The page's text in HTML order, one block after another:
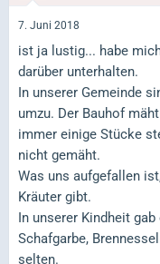
7. Juni 2018
ist ja lustig... habe
darüber unterhalten.
In unserer Gemeinde
umzu. Der Bauhof
immer einige Stücke
nicht gemäht.
Was uns aufgefallen
Kräuter gibt.
In unserer Kindheit
Schafgarbe,
selten.